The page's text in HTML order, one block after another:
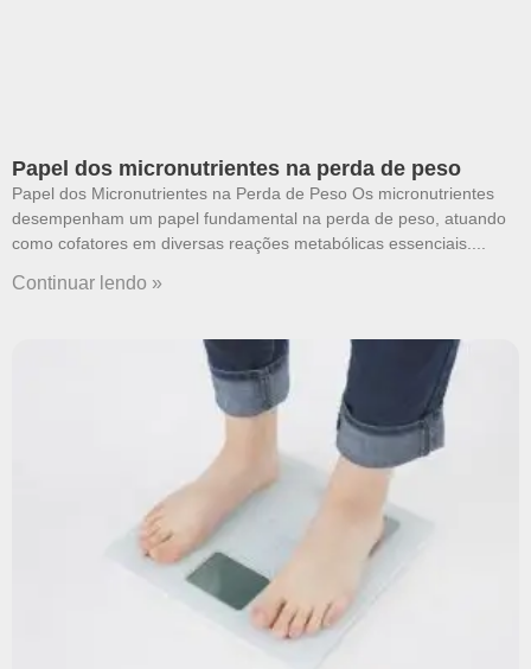
Papel dos micronutrientes na perda de peso
Papel dos Micronutrientes na Perda de Peso Os micronutrientes
desempenham um papel fundamental na perda de peso, atuando
como cofatores em diversas reações metabólicas essenciais.
Continuar lendo »